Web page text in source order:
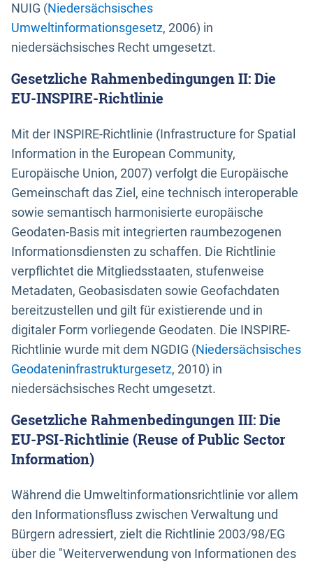
NUIG (Niedersächsisches
Umweltinformationsgesetz, 2006) in
niedersächsisches Recht umgesetzt.
Gesetzliche Rahmenbedingungen II: Die
EU-INSPIRE-Richtlinie
Mit der INSPIRE-Richtlinie (Infrastructure for Spatial
Information in the European Community,
Europäische Union, 2007) verfolgt die Europäische
Gemeinschaft das Ziel, eine technisch interoperable
sowie semantisch harmonisierte europäische
Geodaten-Basis mit integrierten raumbezogenen
Informationsdiensten zu schaffen. Die Richtlinie
verpflichtet die Mitgliedsstaaten, stufenweise
Metadaten, Geobasisdaten sowie Geofachdaten
bereitzustellen und gilt für existierende und in
digitaler Form vorliegende Geodaten. Die INSPIRE-
Richtlinie wurde mit dem NGDIG (Niedersächsisches
Geodateninfrastrukturgesetz, 2010) in
niedersächsisches Recht umgesetzt.
Gesetzliche Rahmenbedingungen III: Die
EU-PSI-Richtlinie (Reuse of Public Sector
Information)
Während die Umweltinformationsrichtlinie vor allem
den Informationsfluss zwischen Verwaltung und
Bürgern adressiert, zielt die Richtlinie 2003/98/EG
über die "Weiterverwendung von Informationen des